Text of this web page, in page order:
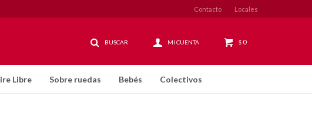
Libre Sobre ruedas Bebés Colectivos
$ 0
Contacto Locales